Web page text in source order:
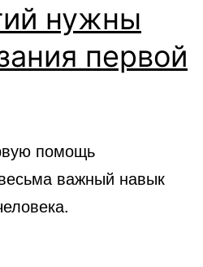
нужны
первой
помощь
важный навык